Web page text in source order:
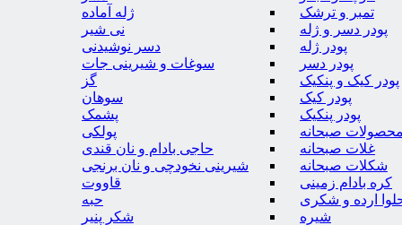
تمبر و ترشک
پودر دسر و ژله
پودر ژله
پودر دسر
پودر کیک و پنکیک
پودر کیک
پودر پنکیک
صبحانه
غلات صبحانه
شکلات صبحانه
کره بادام زمینی
ارده و شکری
شیره
ژله آماده
نی شیر
دسر نوشیدنی
سوغات و شیرینی جات
گز
سوهان
پشمک
پولکی
حاجی بادام و نان قندی
شیرینی نخودچی و نان برنجی
قاووت
حبه
شکر پنیر